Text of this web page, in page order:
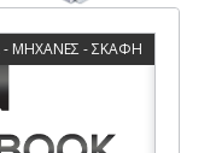
- ΜΗΧΑΝΕΣ - ΣΚΑΦΗ